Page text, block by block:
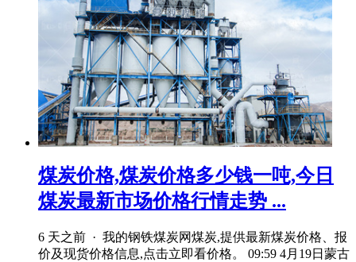
煤炭价格,煤炭价格多少钱一吨,今日
煤炭最新市场价格行情走势 ...
6 天之前 · 我的钢铁煤炭网煤炭,提供最新煤炭价格、报
价及现货价格信息,点击立即看价格。 09:59 4月19日蒙古